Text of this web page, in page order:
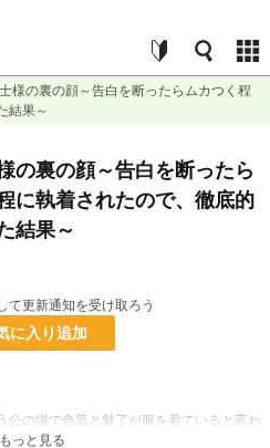
様の裏の顔～告白を断ったらムカつく程
結果～
の裏の顔～告白を断ったら
に執着されたので、徹底的
結果～
て更新通知を受け取ろう
に入り追加
公の場で色気と魅了が服を着ていると言わ